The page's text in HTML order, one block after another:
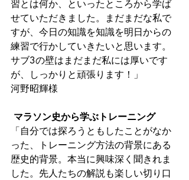
習とは何か、といったところから学ば
せていただきました。まだまだな私で
すが、今日の知識を知識を明日からの
練習で行かしていきたいと思います。
サブ3の壁はまだまだ私には厚いです
が、しっかりと頑張ります！」
河野昭輝様
マラソン史から学ぶトレーニング
「自分では探ろうともしたことがなか
った、トレーニング方法の背景にある
歴史的背景。本当に興味深く聞きれま
した。先人たちの解説も楽しい切り口